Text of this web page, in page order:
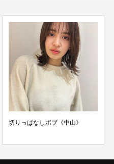
切りっぱなしボブ《中山》